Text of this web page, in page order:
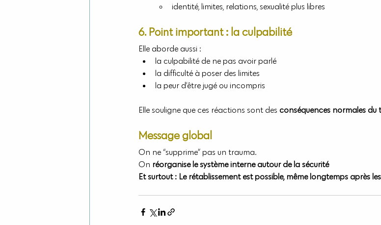
identité, limites, relations, sexualité plus libres
6. Point important : la culpabilité
Elle aborde aussi :
la culpabilité de ne pas avoir parlé
la difficulté à poser des limites
la peur d’être jugé ou incompris
Elle souligne que ces réactions sont des conséquences normales du
Message global
On ne “supprime” pas un trauma.
On réorganise le système interne autour de la sécurité
Et surtout : Le rétablissement est possible, même longtemps après